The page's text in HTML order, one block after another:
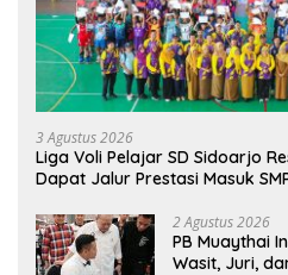
3 Agustus 2026
Liga Voli Pelajar SD Sidoarjo
Dapat Jalur Prestasi Masuk
2 Agustus 2026
PB Muaythai
Wasit, Juri,